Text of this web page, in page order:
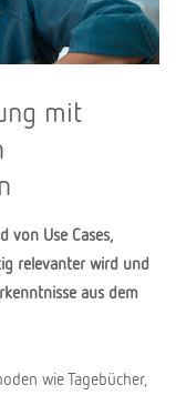
mit
Use Cases,
relevanter wird und
aus dem
wie Tagebücher,